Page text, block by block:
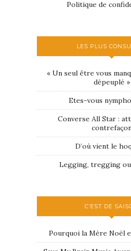
Politique de
LES PLUS
« Un seul être vous
dépeuplé »
Etes-vous
Converse All Star :
D’où vient le
Legging, tregging
C’EST DE
Pourquoi la Mère Noël